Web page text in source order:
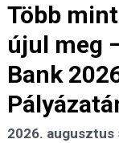
Több
újul meg
Bank
2026. augusztus